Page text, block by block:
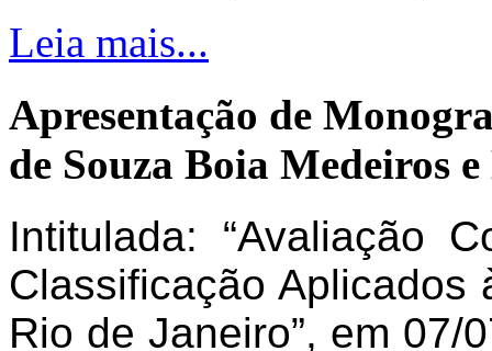
Leia mais...
Apresentação de
de Souza Boia Medeiros
Intitulada: “Avaliação
Classificação Aplicados
Rio de Janeiro”, em